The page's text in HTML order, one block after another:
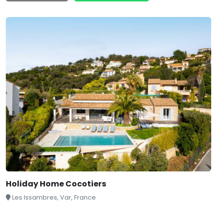
Holiday Home Cocotiers
Les Issambres, Var, France